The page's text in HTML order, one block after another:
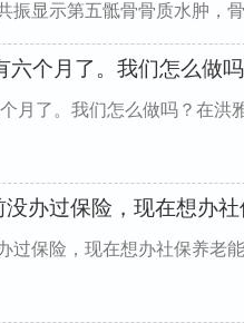
振显示第五骶骨骨质水肿，
六个月了。我们怎么做
月了。我们怎么做吗？在洪
办过保险，现在想办
过保险，现在想办社保养老